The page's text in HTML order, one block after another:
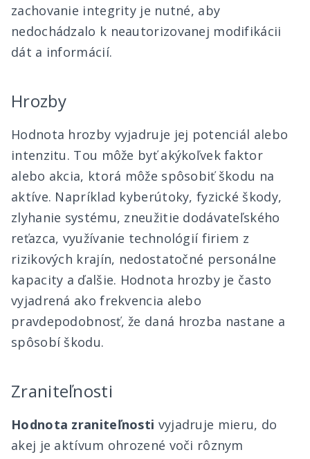
zachovanie integrity je nutné, aby
nedochádzalo k neautorizovanej modifikácii
dát a informácií.
Hrozby
Hodnota hrozby vyjadruje jej potenciál alebo
intenzitu. Tou môže byť akýkoľvek faktor
alebo akcia, ktorá môže spôsobiť škodu na
aktíve. Napríklad kyberútoky, fyzické škody,
zlyhanie systému, zneužitie dodávateľského
reťazca, využívanie technológií firiem z
rizikových krajín, nedostatočné personálne
kapacity a ďalšie. Hodnota hrozby je často
vyjadrená ako frekvencia alebo
pravdepodobnosť, že daná hrozba nastane a
spôsobí škodu.
Zraniteľnosti
Hodnota zraniteľnosti vyjadruje mieru, do
akej je aktívum ohrozené voči rôznym